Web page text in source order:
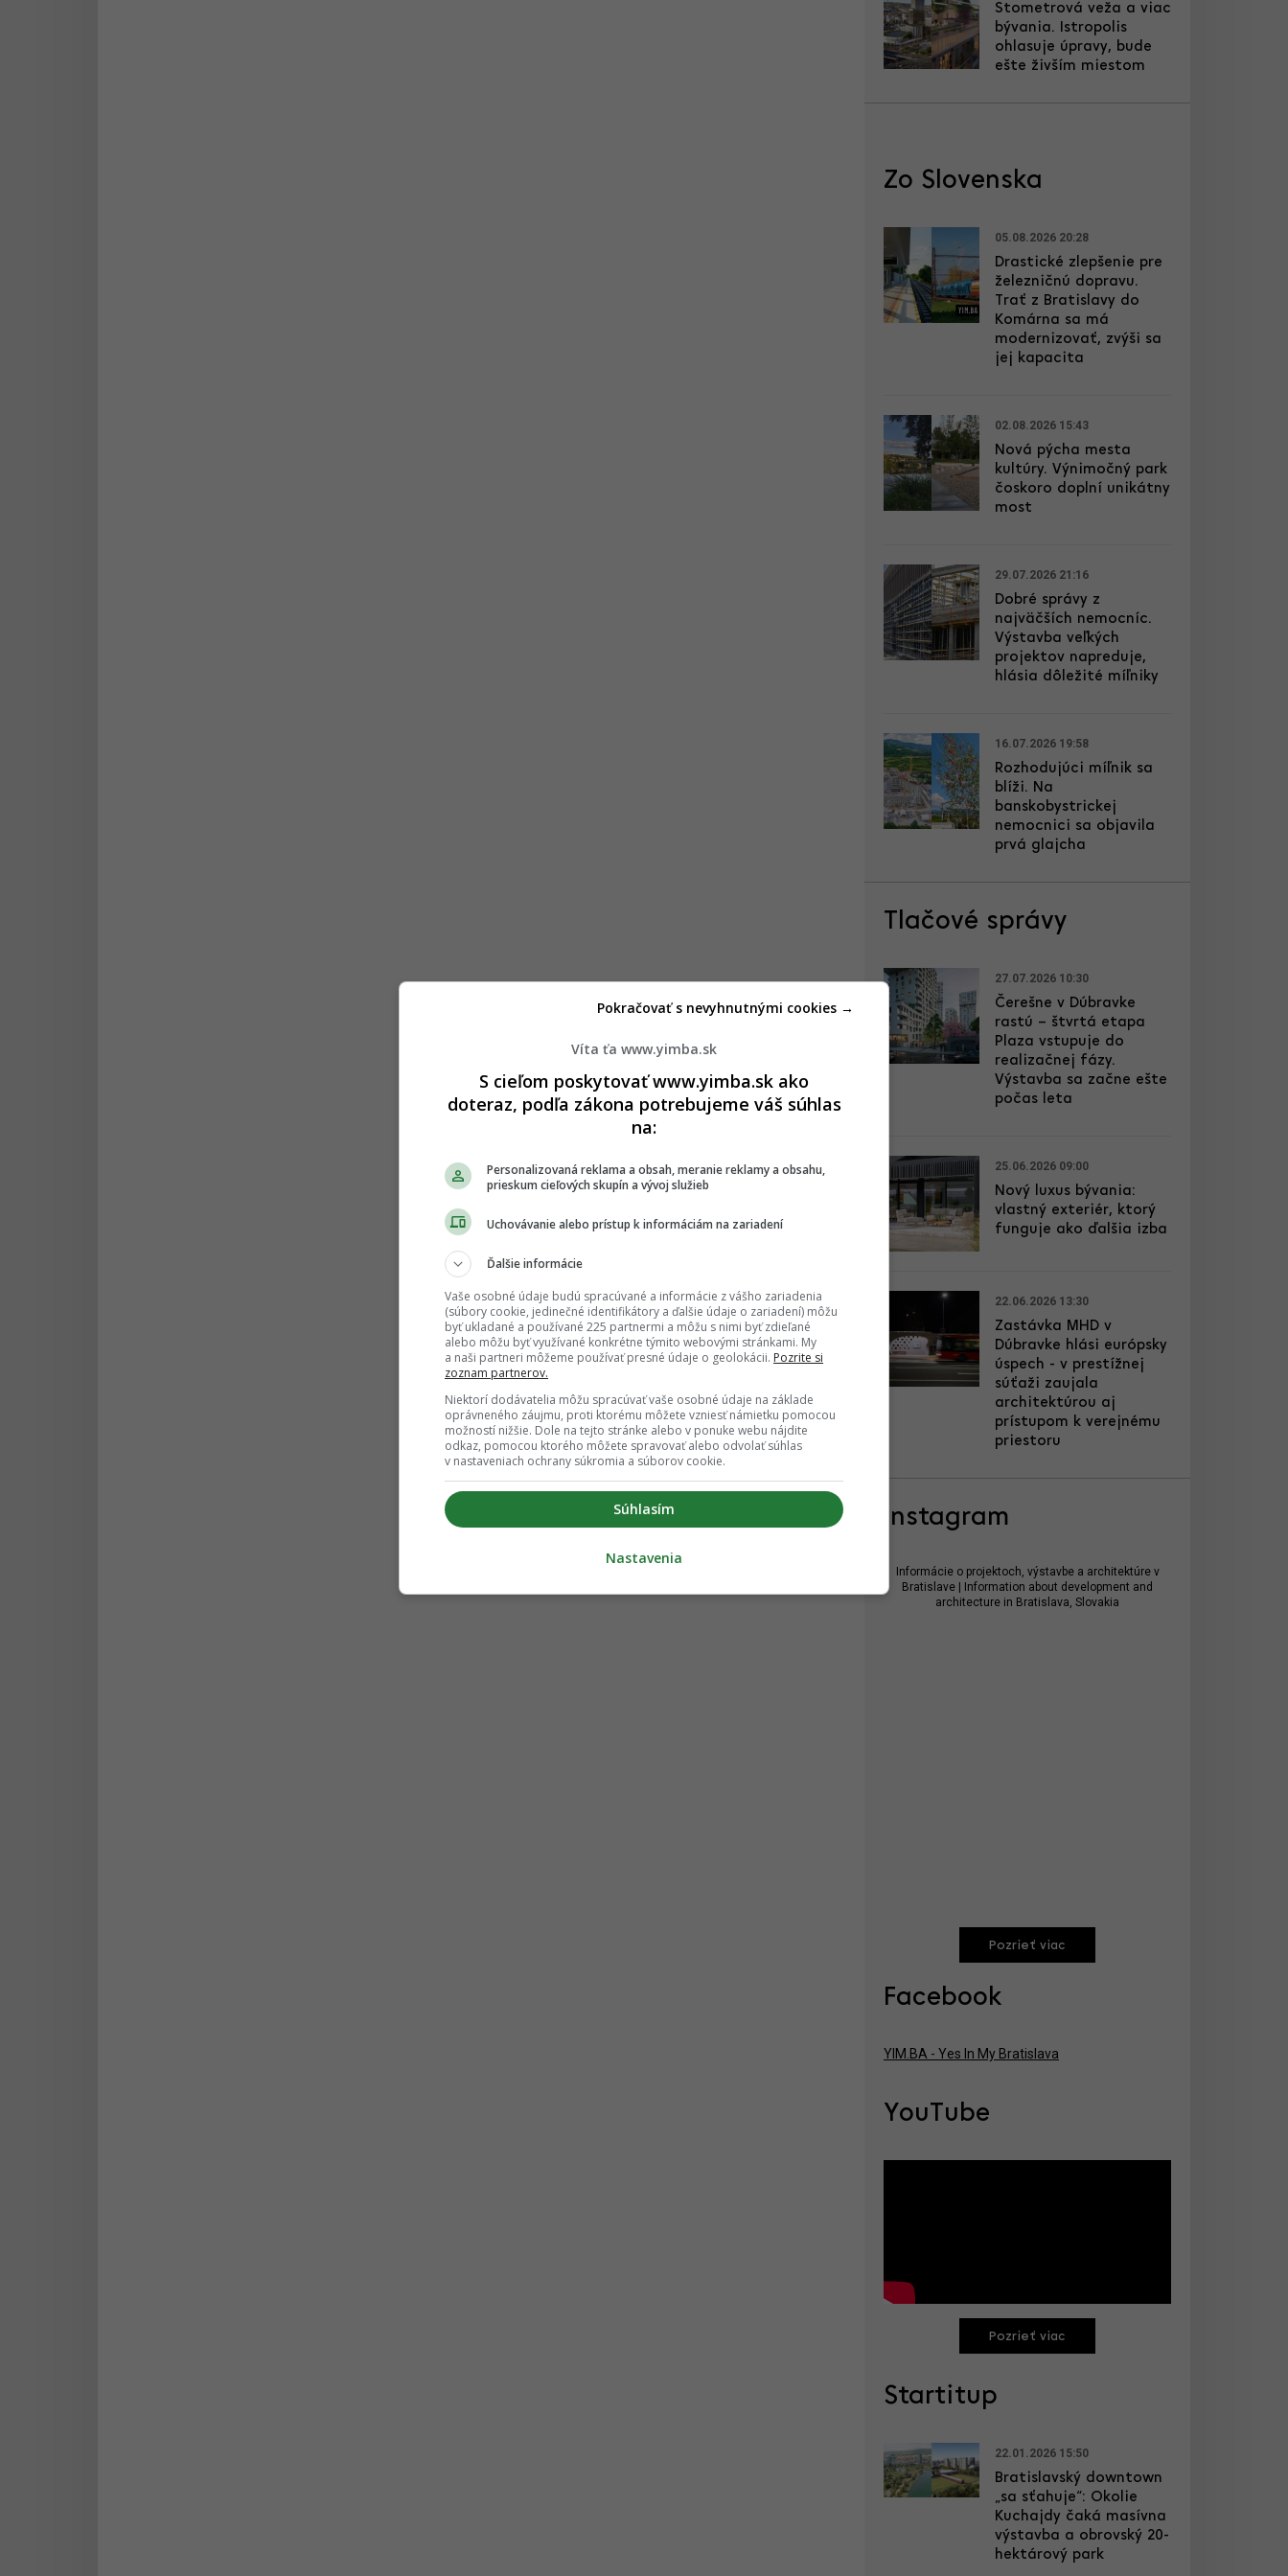
Stometrová veža a viac
bývania. Istropolis
ohlasuje úpravy, bude
ešte živším miestom
Zo Slovenska
05.08.2026 20:28
Drastické zlepšenie pre
železničnú dopravu.
Trať z Bratislavy do
Komárna sa má
modernizovať, zvýši sa
jej kapacita
02.08.2026 15:43
Nová pýcha mesta
kultúry. Výnimočný park
čoskoro doplní unikátny
most
29.07.2026 21:16
Dobré správy z
najväčších nemocníc.
Výstavba veľkých
projektov napreduje,
hlásia dôležité míľniky
16.07.2026 19:58
Rozhodujúci míľnik sa
blíži. Na
banskobystrickej
nemocnici sa objavila
prvá glajcha
Tlačové správy
27.07.2026 10:30
Čerešne v Dúbravke
rastú – štvrtá etapa
Plaza vstupuje do
realizačnej fázy.
Výstavba sa začne ešte
počas leta
25.06.2026 09:00
Nový luxus bývania:
vlastný exteriér, ktorý
funguje ako ďalšia izba
22.06.2026 13:30
Zastávka MHD v
Dúbravke hlási európsky
úspech - v prestížnej
súťaži zaujala
architektúrou aj
prístupom k verejnému
priestoru
Instagram
Informácie o projektoch, výstavbe a architektúre v
Bratislave | Information about development and
architecture in Bratislava, Slovakia
Pozrieť viac
Facebook
YIM.BA - Yes In My Bratislava
YouTube
Pozrieť viac
Startitup
22.01.2026 15:50
Bratislavský downtown
„sa sťahuje“: Okolie
Kuchajdy čaká masívna
výstavba a obrovský 20-
hektárový park
Víta ťa www.yimba.sk
S cieľom poskytovať www.yimba.sk ako
doteraz, podľa zákona potrebujeme váš súhlas
na:
Personalizovaná reklama a obsah, meranie reklamy a obsahu,
prieskum cieľových skupín a vývoj služieb
Uchovávanie alebo prístup k informáciám na zariadení
Ďalšie informácie
Vaše osobné údaje budú spracúvané a informácie z vášho zariadenia
(súbory cookie, jedinečné identifikátory a ďalšie údaje o zariadení) môžu
byť ukladané a používané 225 partnermi a môžu s nimi byť zdieľané
alebo môžu byť využívané konkrétne týmito webovými stránkami. My
a naši partneri môžeme používať presné údaje o geolokácii. Pozrite si
zoznam partnerov.
Niektorí dodávatelia môžu spracúvať vaše osobné údaje na základe
oprávneného záujmu, proti ktorému môžete vzniesť námietku pomocou
možností nižšie. Dole na tejto stránke alebo v ponuke webu nájdite
odkaz, pomocou ktorého môžete spravovať alebo odvolať súhlas
v nastaveniach ochrany súkromia a súborov cookie.
Súhlasím
Pokračovať s nevyhnutnými cookies →
Nastavenia